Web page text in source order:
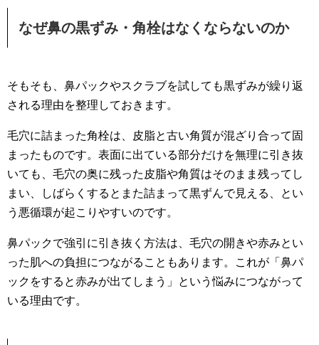
なぜ鼻の黒ずみ・角栓はなくならないのか
そもそも、鼻パックやスクラブを試しても黒ずみが繰り返
される理由を整理しておきます。
毛穴に詰まった角栓は、皮脂と古い角質が混ざり合って固
まったものです。表面に出ている部分だけを無理に引き抜
いても、毛穴の奥に残った皮脂や角質はそのまま残ってし
まい、しばらくするとまた詰まって黒ずんで見える、とい
う悪循環が起こりやすいのです。
鼻パックで強引に引き抜く方法は、毛穴の開きや赤みとい
った肌への負担につながることもあります。これが「鼻パ
ックをすると赤みが出てしまう」という悩みにつながって
いる理由です。